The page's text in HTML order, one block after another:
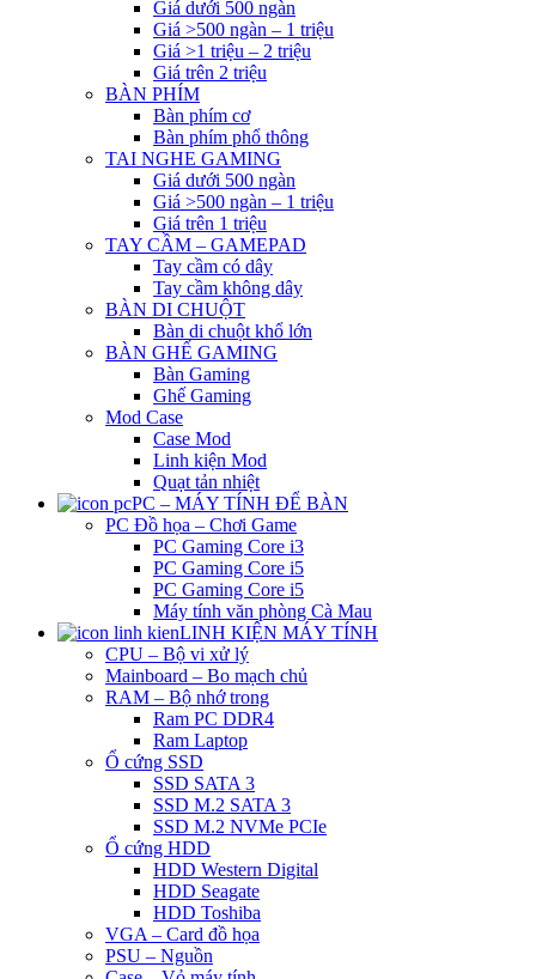
Giá dưới 500 ngàn
Giá >500 ngàn – 1 triệu
Giá >1 triệu – 2 triệu
Giá trên 2 triệu
BÀN PHÍM
Bàn phím cơ
Bàn phím phổ thông
TAI NGHE GAMING
Giá dưới 500 ngàn
Giá >500 ngàn – 1 triệu
Giá trên 1 triệu
TAY CẦM – GAMEPAD
Tay cầm có dây
Tay cầm không dây
BÀN DI CHUỘT
Bàn di chuột khổ lớn
BÀN GHẾ GAMING
Bàn Gaming
Ghế Gaming
Mod Case
Case Mod
Linh kiện Mod
Quạt tản nhiệt
PC – MÁY TÍNH ĐỂ BÀN
PC Đồ họa – Chơi Game
PC Gaming Core i3
PC Gaming Core i5
PC Gaming Core i5
Máy tính văn phòng Cà Mau
LINH KIỆN MÁY TÍNH
CPU – Bộ vi xử lý
Mainboard – Bo mạch chủ
RAM – Bộ nhớ trong
Ram PC DDR4
Ram Laptop
Ổ cứng SSD
SSD SATA 3
SSD M.2 SATA 3
SSD M.2 NVMe PCIe
Ổ cứng HDD
HDD Western Digital
HDD Seagate
HDD Toshiba
VGA – Card đồ họa
PSU – Nguồn